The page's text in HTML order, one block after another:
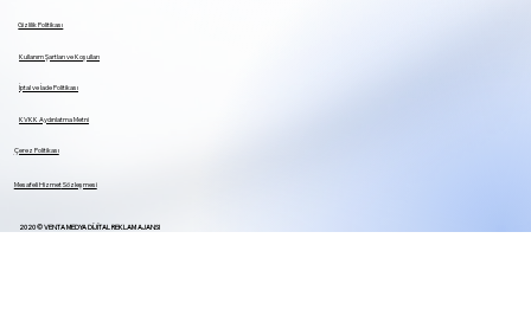
Gizlilik Politikası
KVKK Aydınlatma Metni
Kullanım Şartları ve Koşulları
Mesafeli HizmetSözleşmesi
Çerez Politikası
İptal ve İade Politikası
2020 © VENTA MEDYA DİJİTAL REKLAM AJANSI